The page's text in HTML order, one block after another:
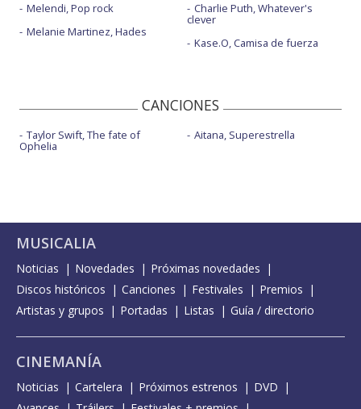
Melendi, Pop rock
Melanie Martinez, Hades
Charlie Puth, Whatever's
clever
Kase.O, Camisa de fuerza
CANCIONES
Taylor Swift, The fate of
Ophelia
Aitana, Superestrella
MUSICALIA
Noticias Novedades
Próximas novedades
Discos históricos
Canciones Festivales
Premios
Artistas y grupos
Portadas Listas Guía / directorio
CINEMANÍA
Noticias Cartelera Próximos estrenos
DVD